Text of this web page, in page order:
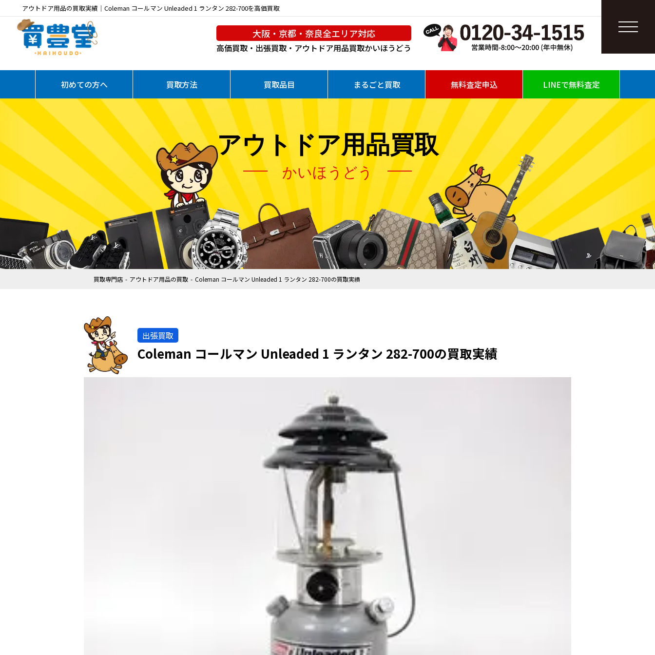
アウトドア用品の買取実績｜Coleman コールマン Unleaded 1 ランタン 282-700を高価買取
大阪・京都・奈良全エリア対応
高価買取・出張買取・アウトドア用品買取かいほうどう
初めての方へ 買取方法 買取品目 まるごと買取 無料査定申込 LINEで無料査定
アウトドア用品買取
かいほうどう
買取専門店 アウトドア用品の買取 Coleman コールマン Unleaded 1 ランタン 282-700の買取実績
出張買取
Coleman コールマン Unleaded 1 ランタン 282-700の買取実績